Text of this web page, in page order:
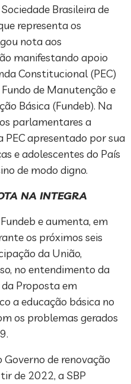
Brasileira de
representa os
nota aos
manifestando apoio
Constitucional (PEC)
de Manutenção e
Básica (Fundeb). Na
parlamentares a
apresentado por sua
e adolescentes do País
de modo digno.
NA INTEGRA
e aumenta, em
os próximos seis
da União,
no entendimento da
Proposta em
a educação básica no
os problemas gerados
Governo de renovação
de 2022, a SBP